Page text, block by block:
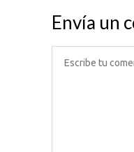
Envía un